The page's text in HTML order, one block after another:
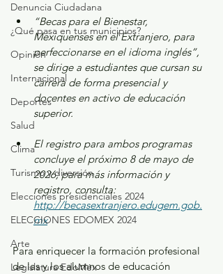
Denuncia Ciudadana
¿Qué pasa en tus municipios?
Opinión
Internacional
Deportes
Salud
Clima
Turismo y diversión
Elecciones presidenciales 2024
ELECCIONES EDOMEX 2024
Arte
Legislatura EdoMéx
“Becas para el Bienestar,
Mexiquenses en el Extranjero, para
perfeccionarse en el idioma inglés”,
se dirige a estudiantes que cursan su
carrera de forma presencial y
docentes en activo de educación
superior.
El registro para ambos programas
concluye el próximo 8 de mayo de
2026; para más información y
registro, consulta:
http://becasextranjero.edugem.gob.
mx
Para enriquecer la formación profesional
de las y los alumnos de educación